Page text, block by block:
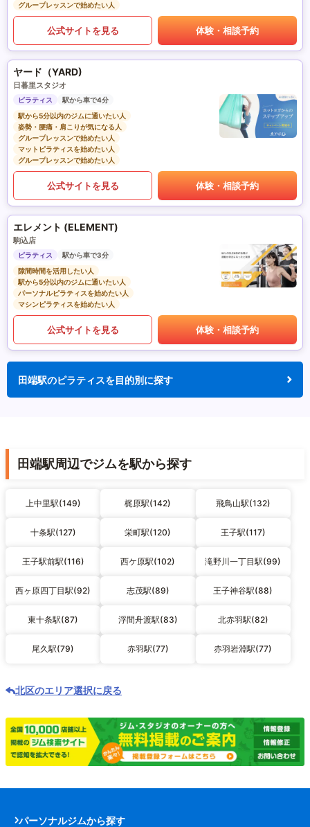
グループレッスンで始めたい人
公式サイトを見る 体験・相談予約
ヤード（YARD)
日暮里スタジオ
ピラティス
駅から車で4分
駅から5分以内のジムに通いたい人
姿勢・腰痛・肩こりが気になる人
グループレッスンで始めたい人
マットピラティスを始めたい人
グループレッスンで始めたい人
公式サイトを見る 体験・相談予約
エレメント (ELEMENT)
駒込店
ピラティス
駅から車で3分
隙間時間を活用したい人
駅から5分以内のジムに通いたい人
パーソナルピラティスを始めたい人
マシンピラティスを始めたい人
公式サイトを見る 体験・相談予約
田端駅のピラティスを目的別に探す
田端駅周辺でジムを駅から探す
上中里駅(149) 梶原駅(142) 飛鳥山駅(132)
十条駅(127) 栄町駅(120) 王子駅(117)
王子駅前駅(116) 西ケ原駅(102) 滝野川一丁目駅(99)
西ヶ原四丁目駅(92) 志茂駅(89) 王子神谷駅(88)
東十条駅(87) 浮間舟渡駅(83) 北赤羽駅(82)
尾久駅(79) 赤羽駅(77) 赤羽岩淵駅(77)
北区のエリア選択に戻る
パーソナルジムから探す